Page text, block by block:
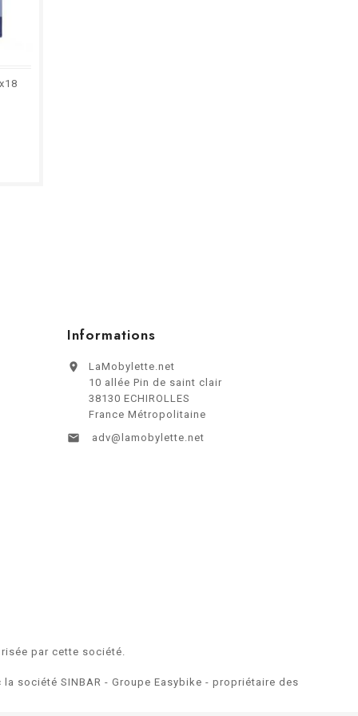
Informations

LaMobylette.net
10 allée Pin de saint clair
38130 ECHIROLLES
France Métropolitaine
 adv@lamobylette.net
par cette société.
société SINBAR - Groupe Easybike - propriétaire des